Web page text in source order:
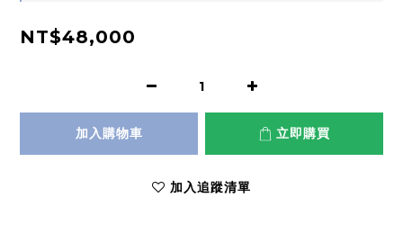
NT$48,000
加入購物車 立即購買
加入追蹤清單